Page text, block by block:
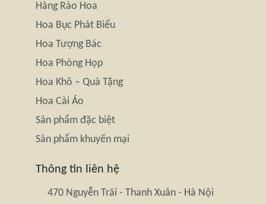
Hàng Rào Hoa
Hoa Bục Phát Biểu
Hoa Tượng Bác
Hoa Phòng Họp
Hoa Khô – Quà Tặng
Hoa Cài Áo
Sản phẩm đặc biệt
Sản phẩm khuyến mại
Thông tin liên hệ
470 Nguyễn Trãi - Thanh Xuân - Hà Nội